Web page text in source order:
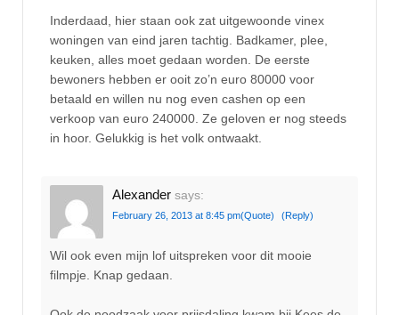
Inderdaad, hier staan ook zat uitgewoonde vinex
woningen van eind jaren tachtig. Badkamer, plee,
keuken, alles moet gedaan worden. De eerste
bewoners hebben er ooit zo’n euro 80000 voor
betaald en willen nu nog even cashen op een
verkoop van euro 240000. Ze geloven er nog steeds
in hoor. Gelukkig is het volk ontwaakt.
Alexander says:
February 26, 2013 at 8:45 pm(Quote) (Reply)
Wil ook even mijn lof uitspreken voor dit mooie
filmpje. Knap gedaan.